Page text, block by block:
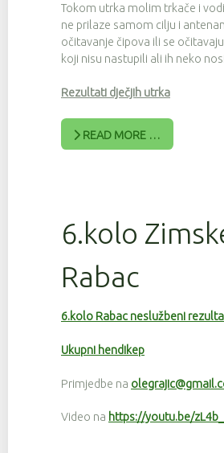
Tokom utrka molim trkače i
ne prilaze samom cilju i
očitavanje čipova ili se
koji nisu nastupili ali ih neko
Rezultati dječjih utrka
READ MORE …
6.kolo
Rabac
6.kolo Rabac neslužbeni
Ukupni hendikep
Primjedbe na
Video na https://youtu.be/